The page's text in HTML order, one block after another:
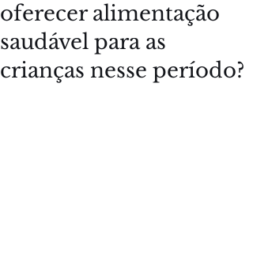
oferecer alimentação
saudável para as
crianças nesse período?